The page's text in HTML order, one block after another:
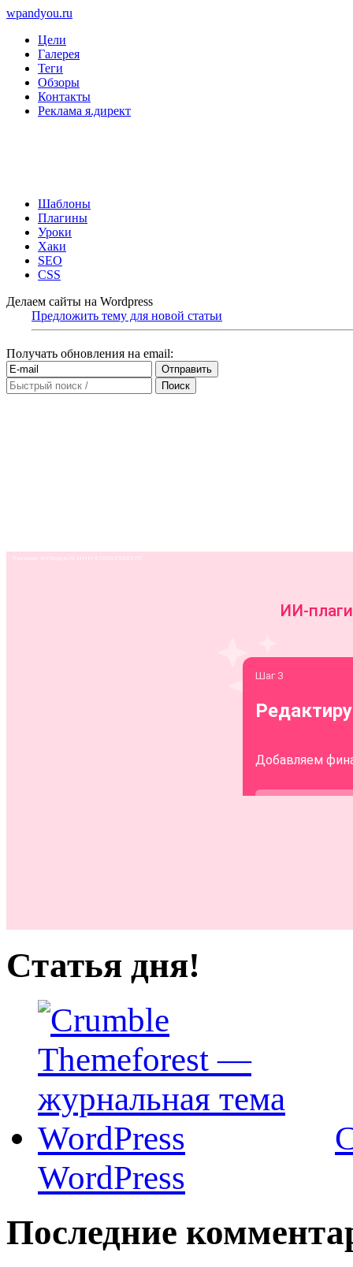
wpandyou.ru
Цели
Галерея
Теги
Обзоры
Контакты
Реклама я.директ
Шаблоны
Плагины
Уроки
Хаки
SEO
CSS
Делаем сайты на Wordpress
Предложить тему для новой статьи
Получать обновления на email:
Статья дня!
WordPress
Последние